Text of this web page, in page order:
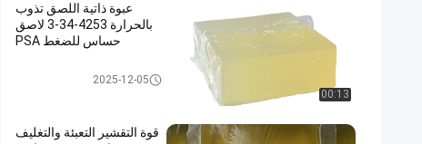
00:13
عبوة ذاتية اللصق تذوب
بالحرارة 4253-34-3 لاصق
حساس للضغط PSA
اللاصق المذاب بالحرارة للتعبئة وال
2025-12-05
قوة التقشير التعبئة والتغليف